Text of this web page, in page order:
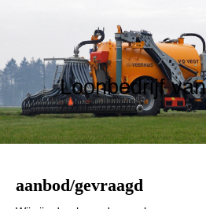
Loonbedrijf
aanbod/gevraagd